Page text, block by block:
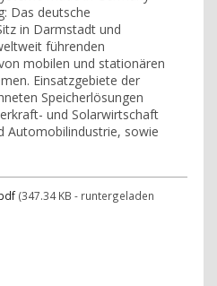
Das deutsche
in Darmstadt und
führenden
mobilen und stationären
Einsatzgebiete der
Speicherlösungen
und Solarwirtschaft
Automobilindustrie, sowie
(347.34 KB - runtergeladen